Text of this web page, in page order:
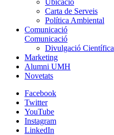
Ubicació
Carta de Serveis
Política Ambiental
Comunicació
Comunicació
Divulgació Científica
Marketing
Alumni UMH
Novetats
Facebook
Twitter
YouTube
Instagram
LinkedIn